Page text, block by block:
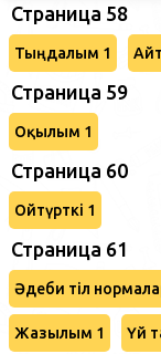
Страница 58
Тыңдалым 1
Страница 59
Оқылым 1
Страница 60
Ойтүрткі 1
Страница 61
Әдеби тіл
Жазылым 1 Үй